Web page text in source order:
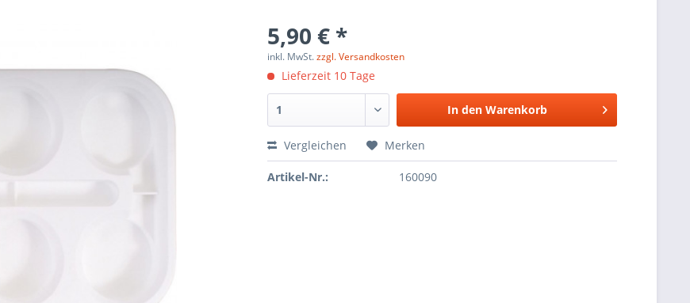
5,90 € *
inkl. MwSt.zzgl. Versandkosten
Lieferzeit 10 Tage
In den Warenkorb
Vergleichen Merken
Artikel-Nr.: 160090